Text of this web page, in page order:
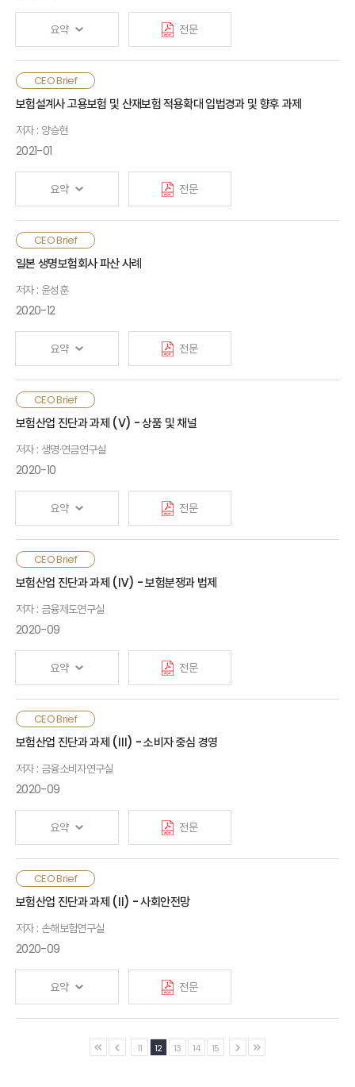
상품개발 및 장기투자 환경을 조성하고 새로운 지급여력제도의
연착륙을 유도해야 함
요약 전문
외화보험은 유학자금 및 안전자산 확보와 같은 외화 수요 및
원화보험 대비 높은 금리 등으로 인해 최근 판매가 급증하였음.
그러나 소비자의 환위험에 대한 이해가 부족할 경우, 환차손으로
인한 민원 발생 우려가 있는 상품임. 따라서 보험회사는
보험설계사의 교육과 상품설명을 강화하고, 금융당국은
과열되지 않도록 관리할 필요가 있음
CEO Brief
보험설계사 고용보험 및 산재보험 적용확대 입법경과 및 향후 과제
저자 : 양승현
2021-01
요약 전문
2021년 7월 보험설계사 등 특수형태근로종사자의 고용보험
당연가입 및 산재보험 적용확대를 내용으로 하는 개정 법률이
시행되면서, 보험산업 및 고용에 상당한 파급효과가 예상됨. 정부
당국은 폭 넓은 의견수렴을 통해 사회안전망 확보라는 입법 취지와
함께 산업과 고용안정성에 미칠 영향을 모두 고려한 합리적
개진할 필요가 있음
CEO Brief
일본 생명보험회사 파산 사례
저자 : 윤성훈
2020-12
요약 전문
일본 중소형 생명보험회사 파산 원인은 첫째, 정부나 생명보험업계
모두 ALM에 대한 이해 없이 정책 목표와 경영 목표를 추구하여
자산 거품기에 높은 예정이율을 보장하는 저축성보험이
급성장했고, 자산 거품 붕괴 이후 이차역마진이 대규모로 발생함.
둘째, 자산운용 능력이 크게 부족했고 저축성보험 특성에 부합한
독단적이었고, 자산운용이나 계리를 잘 이해하지 못해 자산운용을
영업에 종속시켰으며, 경영에 대한 대내·외 감시기능이 작동하지
않음. 이를 계기로 일본 생명보험회사는 자본을 확충하고 자산 및
부채 듀레이션 갭을 축소하였으며, 통합위험관리시스템 도입 및
회사의 내재가치(Embedded Value) 공시 등을 통해 내·외부
규율을 강화하였고, 외형 성장보다는 수익성 개선을 위해 노력함
CEO Brief
보험산업 진단과 과제 (Ⅴ) - 상품 및 채널
저자 : 생명·연금연구실
2020-10
요약 전문
건전한 보험영업생태계 조성을 위해 취약한 내부통제 시스템,
공급자 중심의 판매방식을 개선할 필요가 있음. 보험회사는 강화된
내부통제시스템을 기초로 고객경험을 늘릴 수 있는 방향으로 상품
및 서비스 체계를 구축하고, 소비자 행태를 반영한 모집체계를
마련할 필요가 있음. 정책당국은 비대면 환경으로의 전환,
CEO Brief
보험산업 진단과 과제 (Ⅳ) - 보험분쟁과 법제
저자 : 금융제도연구실
2020-09
요약 전문
보험은 계약 및 급부의 특성으로 인해 일정부분 분쟁이 불가피한
측면이 있고, 보험금 누수 방지 및 약관 해석기준 정립 등 분쟁의
순기능도 있음. 따라서, 보험분쟁 자체를 부정적으로 보고 분쟁
건수를 감소시키는 데 주력하기보다, 발생한 분쟁을 합리적으로
해결할 수 있는 내용적·절차적 기준을 마련하는 것이 중요함. 또한,
할 필요가 있고, 보험사기의 경우 적발 이후 단계를 종합적으로
파악할 수 있는 시스템이 필요함
CEO Brief
보험산업 진단과 과제 (Ⅲ) - 소비자 중심 경영
저자 : 금융소비자연구실
2020-09
요약 전문
보험회사의 소비자보호 개선 노력에도 불구하고 이러한 노력이
소비자의 기대수준에는 미치지 못하는 것으로 보임. 보험회사와
소비자 간 간극을 좁히기 위해서는 판매행태 개선, 보상서비스
개선, 소비자 보험이해도 제고가 필요함. 첫째, 판매자 보상체계가
소비자와의 이해상충을 조장할 여지가 있는지 점검·개선해야 하며,
둘째, 보험상품 단순화를 통해 불필요한 오해나 분쟁을 예방할
소비자 주의환기, 이해도 제고 방법을 적극적으로 개발하고,
CEO Brief
보험산업 진단과 과제 (Ⅱ) - 사회안전망
저자 : 손해보험연구실
2020-09
요약 전문
고령사회 진입과 위험의 다변화에 따라 소득·건강 지원 및 실생활
안전을 위한 사회안전망으로써 보험산업의 역할 강화가 요구됨.
11 12 13 14 15